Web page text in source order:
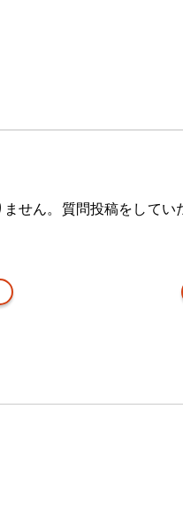
せん。質問投稿をしてい